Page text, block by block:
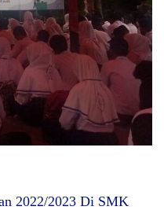
2022/2023 Di SMK